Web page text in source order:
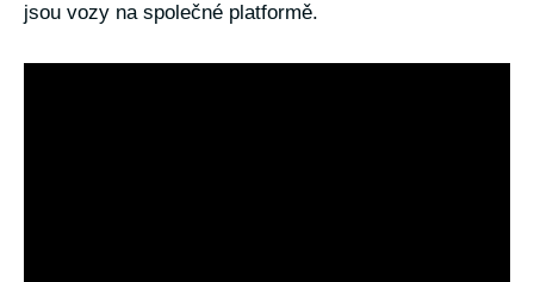
jsou vozy na společné platformě.